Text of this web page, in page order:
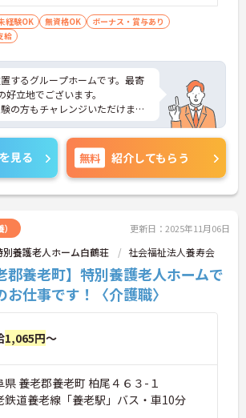
経験OK 無資格OK
ボーナス・賞与あり
給
するグループホームです。最寄
好立地でございます。
の方もチャレンジいただけま
が可能ですので、ご自身の生活
無理のない範囲で働いていただ
、面接対策ポイントなど、さら
しますのでお気軽にご相談くだ
見る 無料 紹介してもらう
更新日：2025年11月06日
養護老人ホーム白鶴荘 社会福祉法人養寿会
郡養老町】特別養護老人ホームで
仕事です！〈介護職〉
1,065円～
県 養老郡養老町 柏尾４６３-１
鉄道養老線「養老駅」バス・車10分